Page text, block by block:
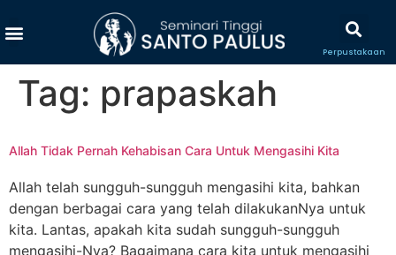
Perpustakaan
Tag: prapaskah
Allah Tidak Pernah Kehabisan Cara Untuk Mengasihi Kita
Allah telah sungguh-sungguh mengasihi kita, bahkan
dengan berbagai cara yang telah dilakukanNya untuk
kita. Lantas, apakah kita sudah sungguh-sungguh
mengasihi-Nya? Bagaimana cara kita untuk mengasihi